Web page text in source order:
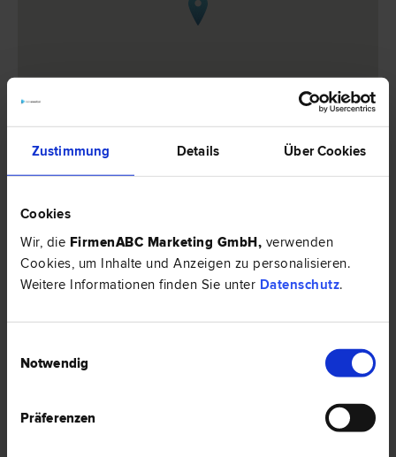
Zustimmung Details Über Cookies
Cookies
Wir, die FirmenABC Marketing GmbH, verwenden
Cookies, um Inhalte und Anzeigen zu personalisieren.
Weitere Informationen finden Sie unter Datenschutz.
Notwendig
Präferenzen
1 Anwalt -Verwaltungsrecht in
Mag. Doris RIEDLER
4053 Haid/Ansfelden
Hauptplatz 41
0 Bewertungen